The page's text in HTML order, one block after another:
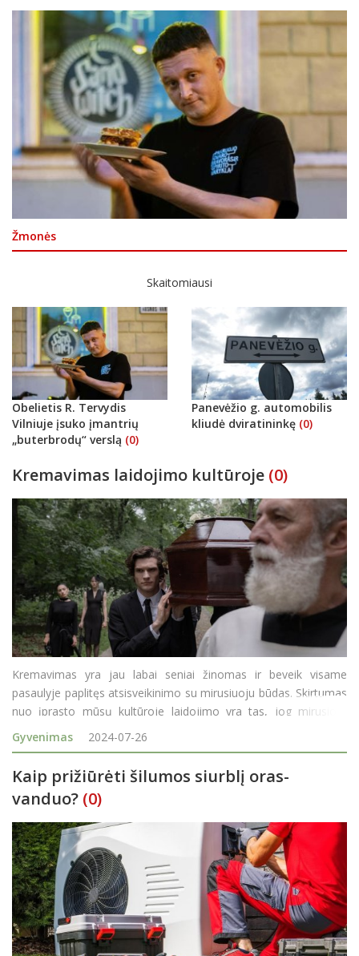
Žmonės
Skaitomiausi
Obelietis R. Tervydis
Vilniuje įsuko įmantrių
„buterbrodų“ verslą (0)
Panevėžio g. automobilis
kliudė dviratininkę (0)
Kremavimas laidojimo kultūroje (0)
Kremavimas yra jau labai seniai žinomas ir beveik visame
pasaulyje paplitęs atsisveikinimo su mirusiuoju būdas. Skirtumas
nuo įprasto mūsų kultūroje laidojimo yra tas, jog mirusiojo
palaikai sudeginami. Jie taip pat gali būti užkasami į bendrą
šeimos kapą nuleidžiant urną. Ilgą laiką Lietuvoj
Gyvenimas 2024-07-26
Kaip prižiūrėti šilumos siurblį oras-
vanduo? (0)